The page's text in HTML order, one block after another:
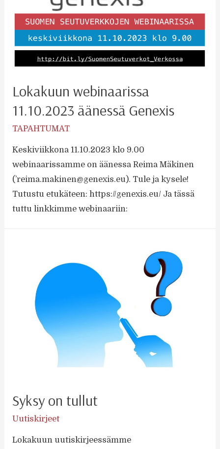
Lokakuun webinaarissa
11.10.2023 äänessä Genexis
TAPAHTUMAT
Keskiviikkona 11.10.2023 klo 9.00
webinaarissamme on äänessa Reima Mäkinen
(’reima.makinen@genexis.eu). Tule ja kysele!
Tutustu etukäteen: https://genexis.eu/ Ja tässä
tuttu linkkimme webinaariin:
Syksy on tullut
Uutiskirjeet
Lokakuun uutiskirjeessämme